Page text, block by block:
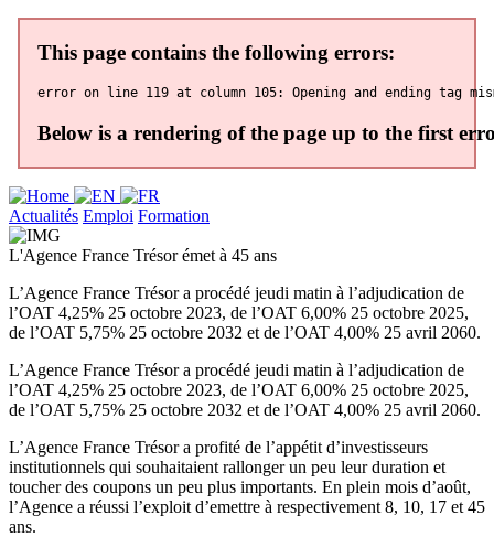
Actualités Emploi Formation
L'Agence France Trésor émet à 45 ans
L’Agence France Trésor a procédé jeudi matin à l’adjudication de
l’OAT 4,25% 25 octobre 2023, de l’OAT 6,00% 25 octobre 2025,
de l’OAT 5,75% 25 octobre 2032 et de l’OAT 4,00% 25 avril 2060.
L’Agence France Trésor a procédé jeudi matin à l’adjudication de
l’OAT 4,25% 25 octobre 2023, de l’OAT 6,00% 25 octobre 2025,
de l’OAT 5,75% 25 octobre 2032 et de l’OAT 4,00% 25 avril 2060.
L’Agence France Trésor a profité de l’appétit d’investisseurs
institutionnels qui souhaitaient rallonger un peu leur duration et
toucher des coupons un peu plus importants. En plein mois d’août,
l’Agence a réussi l’exploit d’emettre à respectivement 8, 10, 17 et 45
ans.